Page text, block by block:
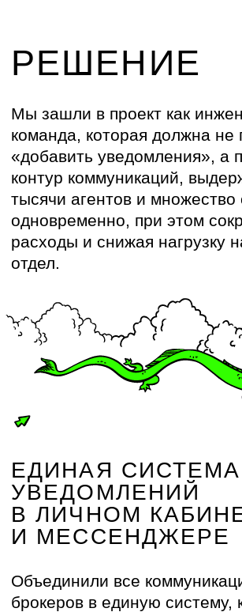
триггеров, который оперативно
реагирует на события в сделке.
Вот как это работает
ТРИГГЕРНАЯ ЛОГИКА:
КОГДА СДЕЛКА
ДВИГАЕТСЯ — ДВИГАЕТСЯ
И КОММУНИКАЦИЯ
Сообщает о назначенных встречах
и созвонах , чтобы агент
не пропустил взаимодействие
с клиентом.
этапы: бронь, платная бронь,
рассрочка, успешная сделка.